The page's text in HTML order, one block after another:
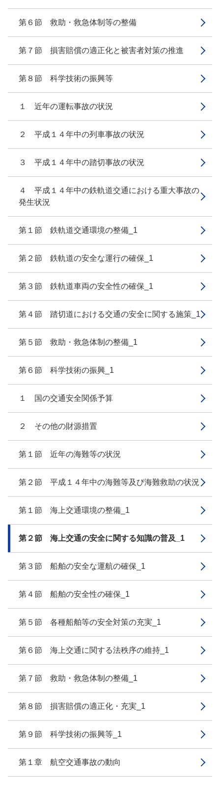
第６節 救助・救急体制等の整備
第７節 損害賠償の適正化と被害者対策の推進
第８節 科学技術の振興等
１ 近年の運転事故の状況
２ 平成１４年中の列車事故の状況
３ 平成１４年中の踏切事故の状況
４ 平成１４年中の鉄軌道交通における重大事故の
発生状況
第１節 鉄軌道交通環境の整備_1
第２節 鉄軌道の安全な運行の確保_1
第３節 鉄軌道車両の安全性の確保_1
第４節 踏切道における交通の安全に関する施策_1
第５節 救助・救急体制の整備_1
第６節 科学技術の振興_1
１ 国の交通安全関係予算
２ その他の財源措置
第１節 近年の海難等の状況
第２節 平成１４年中の海難等及び海難救助の状況
第１節 海上交通環境の整備_1
第２節 海上交通の安全に関する知識の普及_1
第３節 船舶の安全な運航の確保_1
第４節 船舶の安全性の確保_1
第５節 各種船舶等の安全対策の充実_1
第６節 海上交通に関する法秩序の維持_1
第７節 救助・救急体制の整備_1
第８節 損害賠償の適正化・充実_1
第９節 科学技術の振興等_1
第１章 航空交通事故の動向